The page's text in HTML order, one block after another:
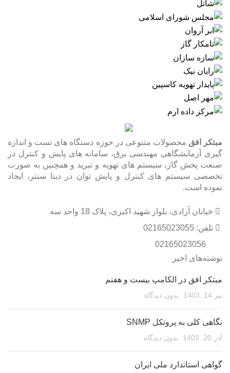
مبتکر افق محصولات متنوعی در حوزه دستگاه های تست و اندازه
گیری آزمایشگاهی مهندسی برق، سامانه های پایش و کنترل در
صنعت پخش گاز، سیستم های تهویه و تبرید و همچنین به صورت
تخصصی سیستم های کنترل و پایش توان در دیتا سنتر، ایجاد
نموده است.
خیابان آزادی، بلوار شهید اکبری، پلاک 18 واحد سه
تلفن: 02165023055
نوشته‌های اخیر
مبتکر افق در الکامپ بیست و هفتم
تیر 14, 1403 بدون دیدگاه
نگاهی کلی به پروتکل SNMP
آذر 20, 1402 بدون دیدگاه
گواهی استاندارد ملی ایران